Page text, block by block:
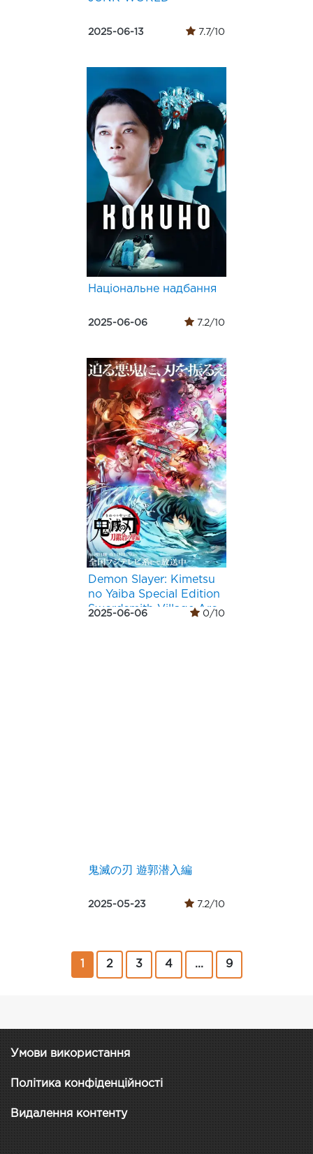
2025-06-13 7.7/10
Національне надбання
2025-06-06 7.2/10
Demon Slayer: Kimetsu
no Yaiba Special Edition
Swordsmith Village Arc
2025-06-06 0/10
鬼滅の刃 遊郭潜入編
2025-05-23 7.2/10
1 2 3 4 ... 9
Умови використання
Політика конфіденційності
Видалення контенту